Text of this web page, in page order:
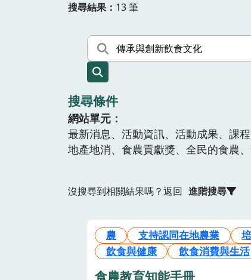
搜尋結果 13 筆
搜尋條件
網站單元
最新消息、活動資訊、活動成果、課
地產地消、食農貢獻獎、全民的食農
沒搜尋到相關結果嗎？返回 進階搜尋
農 支持認同在地農業
飲食與健康
飲食消費與生活
食農教育知能手冊